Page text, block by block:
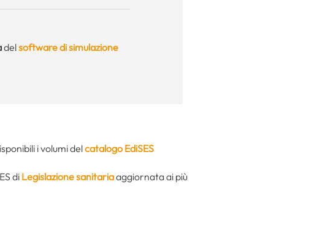
delsoftware di simulazione
i volumi delcatalogo EdiSES
di Legislazione sanitariaaggiornata ai più